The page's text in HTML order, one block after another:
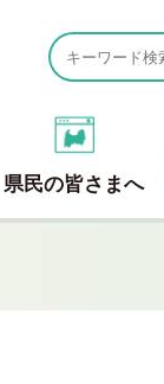
県民の皆さまへ